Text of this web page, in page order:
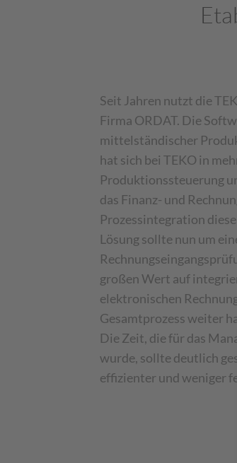
Seit Jahren nutzt die
Firma ORDAT. Die
mittelständischer
hat sich bei TEKO in
Produktionssteuerung
das Finanz- und
Prozessintegration
Lösung sollte nun um
großen Wert auf
elektronischen
Gesamtprozess weiter
Die Zeit, die für das
wurde, sollte deutlich
effizienter und weniger